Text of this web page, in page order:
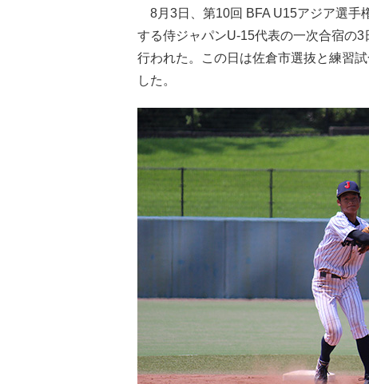
8月3日、第10回 BFA U15アジア選手
する侍ジャパンU-15代表の一次合宿の
行われた。この日は佐倉市選抜と練習
した。